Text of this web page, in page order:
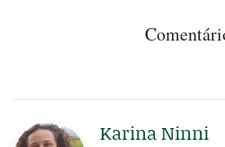
Karina Ninni